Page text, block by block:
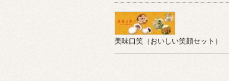
美味口笑（おいしい笑顔セット）